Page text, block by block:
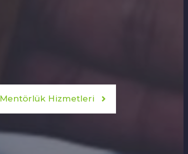
Mentörlük Hizmetleri